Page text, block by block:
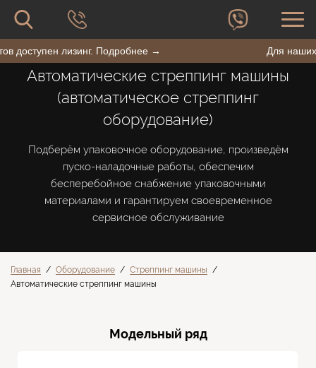
Поиск
по
сайту
поискасайту
доступен лизинг. Подробнее → Для
Автоматические стреппинг машины
(автоматическое стреппинг
оборудование)
Подберём упаковочное оборудование, произведём
пуско-наладочные работы, обеспечим
бесперебойное снабжение упаковочными
материалами и гарантируем своевременное
сервисное обслуживание
Главная / Оборудование / Стреппинг машины /
Автоматические стреппинг машины
Модельный ряд